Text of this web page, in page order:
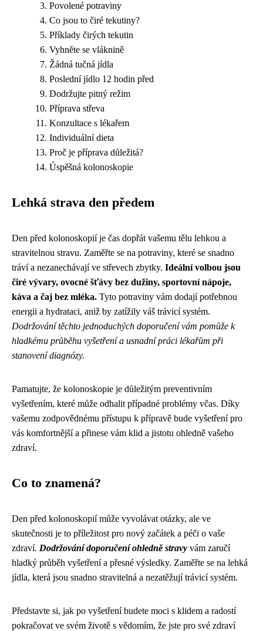
Povolené potraviny
Co jsou to čiré tekutiny?
Příklady čirých tekutin
Vyhněte se vláknině
Žádná tučná jídla
Poslední jídlo 12 hodin před
Dodržujte pitný režim
Příprava střeva
Konzultace s lékařem
Individuální dieta
Proč je příprava důležitá?
Úspěšná kolonoskopie
Lehká strava den předem
Den před kolonoskopií je čas dopřát vašemu tělu lehkou a
stravitelnou stravu. Zaměřte se na potraviny, které se snadno
tráví a nezanechávají ve střevech zbytky. Ideální volbou jsou
čiré vývary, ovocné šťávy bez dužiny, sportovní nápoje,
káva a čaj bez mléka. Tyto potraviny vám dodají potřebnou
energii a hydrataci, aniž by zatížily váš trávicí systém.
Dodržování těchto jednoduchých doporučení vám pomůže k
hladkému průběhu vyšetření a usnadní práci lékařům při
stanovení diagnózy.
Pamatujte, že kolonoskopie je důležitým preventivním
vyšetřením, které může odhalit případné problémy včas. Díky
vašemu zodpovědnému přístupu k přípravě bude vyšetření pro
vás komfortnější a přinese vám klid a jistotu ohledně vašeho
zdraví.
Co to znamená?
Den před kolonoskopií může vyvolávat otázky, ale ve
skutečnosti je to příležitost pro nový začátek a péči o vaše
zdraví. Dodržování doporučení ohledně stravy vám zaručí
hladký průběh vyšetření a přesné výsledky. Zaměřte se na lehká
jídla, která jsou snadno stravitelná a nezatěžují trávicí systém.
Představte si, jak po vyšetření budete moci s klidem a radostí
pokračovat ve svém životě s vědomím, že jste pro své zdraví